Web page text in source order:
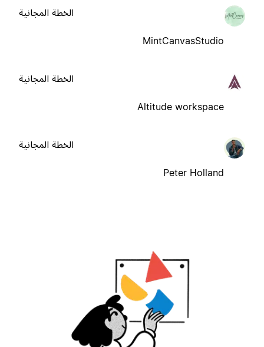
MintCanvasStudio
الخطة المجانية
Altitude workspace
الخطة المجانية
Peter Holland
الخطة المجانية